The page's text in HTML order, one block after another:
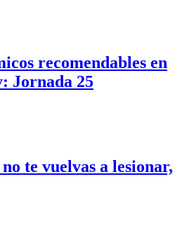
recomendables en
Jornada 25
te vuelvas a lesionar,